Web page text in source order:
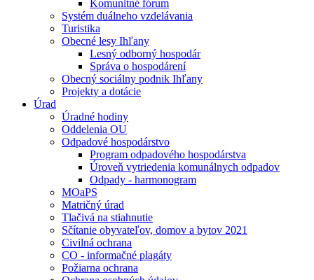
Komunitné fórum
Systém duálneho vzdelávania
Turistika
Obecné lesy Ihľany
Lesný odborný hospodár
Správa o hospodárení
Obecný sociálny podnik Ihľany
Projekty a dotácie
Úrad
Úradné hodiny
Oddelenia OU
Odpadové hospodárstvo
Program odpadového hospodárstva
Úroveň vytriedenia komunálnych odpadov
Odpady - harmonogram
MOaPS
Matričný úrad
Tlačivá na stiahnutie
Sčítanie obyvateľov, domov a bytov 2021
Civilná ochrana
CO - informačné plagáty
Požiarna ochrana